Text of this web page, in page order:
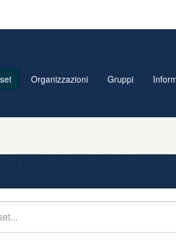
Organizzazioni Gruppi